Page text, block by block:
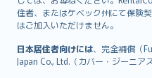
住者、またはケベック州にて保険
はご加入いただけません。
日本居住者向けには、完全補償（
Japan Co., Ltd.（カバー・ジーニア